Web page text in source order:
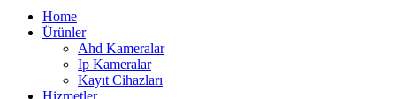
Home
Ürünler
Ahd Kameralar
Ip Kameralar
Kayıt Cihazları
Hizmetler